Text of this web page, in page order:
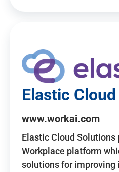
Elastic
www.workai.com
Elastic Cloud Solutions
Workplace platform
solutions for improving